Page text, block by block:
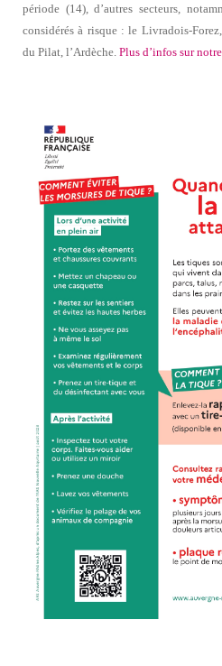
période (14), d’autres secteurs,
considérés à risque : le Livradois-
du Pilat, l’Ardèche. Plus d’infos sur